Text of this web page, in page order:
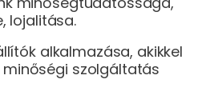
lojalitása.
alkalmazása, akikkel
szolgáltatás